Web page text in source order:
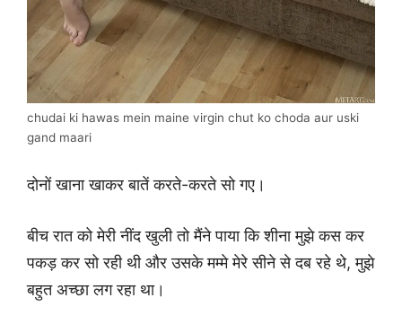
chudai ki hawas mein maine virgin chut ko choda aur uski
gand maari
दोनों खाना खाकर बातें करते-करते सो गए।
बीच रात को मेरी नींद खुली तो मैंने पाया कि शीना मुझे कस कर
पकड़ कर सो रही थी और उसके मम्मे मेरे सीने से दब रहे थे, मुझे
बहुत अच्छा लग रहा था।